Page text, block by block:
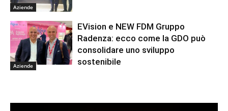
Aziende
Aziende
EVision e NEW FDM Gruppo
Radenza: ecco come la GDO può
consolidare uno sviluppo
sostenibile